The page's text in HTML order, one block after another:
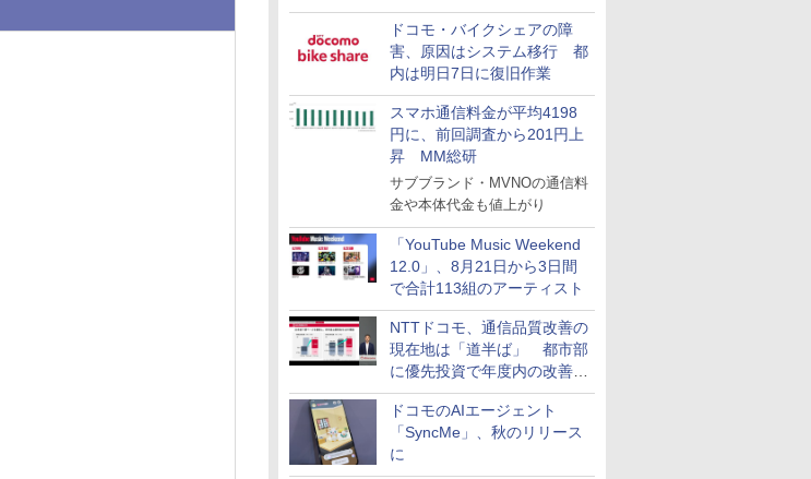
ドコモ・バイクシェアの障
害、原因はシステム移行 都
内は明日7日に復旧作業
スマホ通信料金が平均4198
円に、前回調査から201円上
昇 MM総研
サブブランド・MVNOの通信料
金や本体代金も値上がり
「YouTube Music Weekend
12.0」、8月21日から3日間
で合計113組のアーティスト
NTTドコモ、通信品質改善の
現在地は「道半ば」 都市部
に優先投資で年度内の改善目
指す
ドコモのAIエージェント
「SyncMe」、秋のリリース
に